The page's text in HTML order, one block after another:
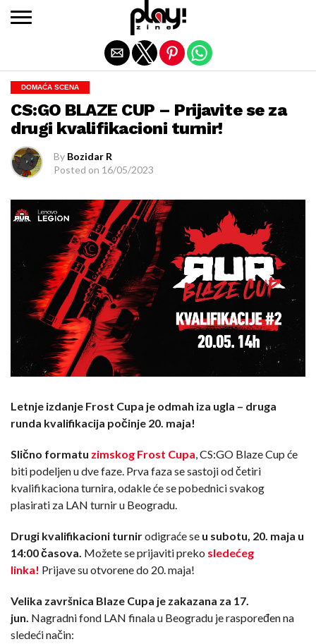
DOMAĆA SCENA
CS:GO BLAZE CUP – Prijavite se za
drugi kvalifikacioni turnir!
By Bozidar R
Posted on 16/05/2023
Letnje izdanje Frost Cupa je odmah iza ugla – druga
runda kvalifikacija počinje 20. maja!
Slično formatu zimskog Frost Cupa , CS:GO Blaze Cup će
biti podeljen u dve faze. Prva faza se sastoji od četiri
kvalifikaciona turnira, odakle će se pobednici svakog
plasirati za LAN turnir u Beogradu.
Drugi kvalifikacioni turnirodigraće se u subotu, 20. maja u
14:00 časova. Možete se prijaviti preko sledećeg
linka! Prijave su otvorene do 20. maja!
Velika završnica Blaze Cupa je zakazana za 17.
jun. Nagradni fond LAN finala u Beogradu je raspoređen na
sledeći način:
Exit mobile version